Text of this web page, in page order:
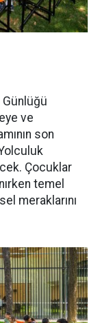
Günlüğü
ve
son
Çocuklar
temel
meraklarını